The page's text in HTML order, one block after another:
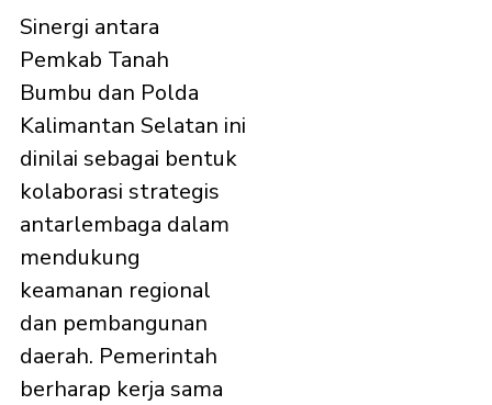
Sinergi antara
Pemkab Tanah
Bumbu dan Polda
Kalimantan Selatan ini
dinilai sebagai bentuk
kolaborasi strategis
antarlembaga dalam
mendukung
keamanan regional
dan pembangunan
daerah. Pemerintah
berharap kerja sama